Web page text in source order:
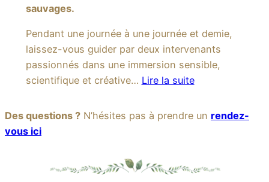
sauvages.
Pendant une journée à une journée et demie,
laissez-vous guider par deux intervenants
passionnés dans une immersion sensible,
scientifique et créative… Lire la suite
Des questions ? N’hésites pas à prendre un rendez-
vous ici